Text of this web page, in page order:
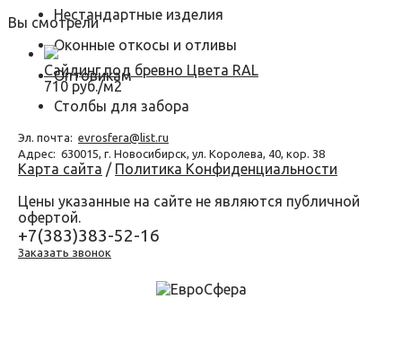
Вы смотрели
Сайдинг под бревно Цвета RAL
710 руб./м2
Нестандартные изделия
Оконные откосы и отливы
Оптовикам
Столбы для забора
Эл. почта: evrosfera@list.ru
Адрес: 630015, г. Новосибирск, ул. Королева, 40, кор. 38
Карта сайта / Политика Конфиденциальности
Цены указанные на сайте не являются публичной
офертой.
+7(383)383-52-16
Заказать звонок